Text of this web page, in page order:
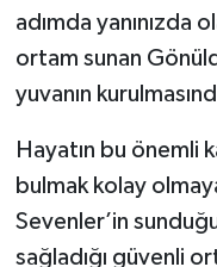
adımda yanınızda
ortam sunan
yuvanın
Hayatın bu önemli
bulmak kolay
Sevenler’in
sağladığı güvenli